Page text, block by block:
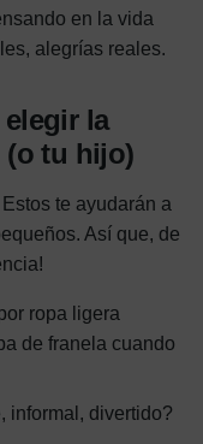
en la vida
alegrías reales.
la
(o tu hijo)
te ayudarán a
Así que, de
ropa ligera
de franela cuando
informal, divertido?